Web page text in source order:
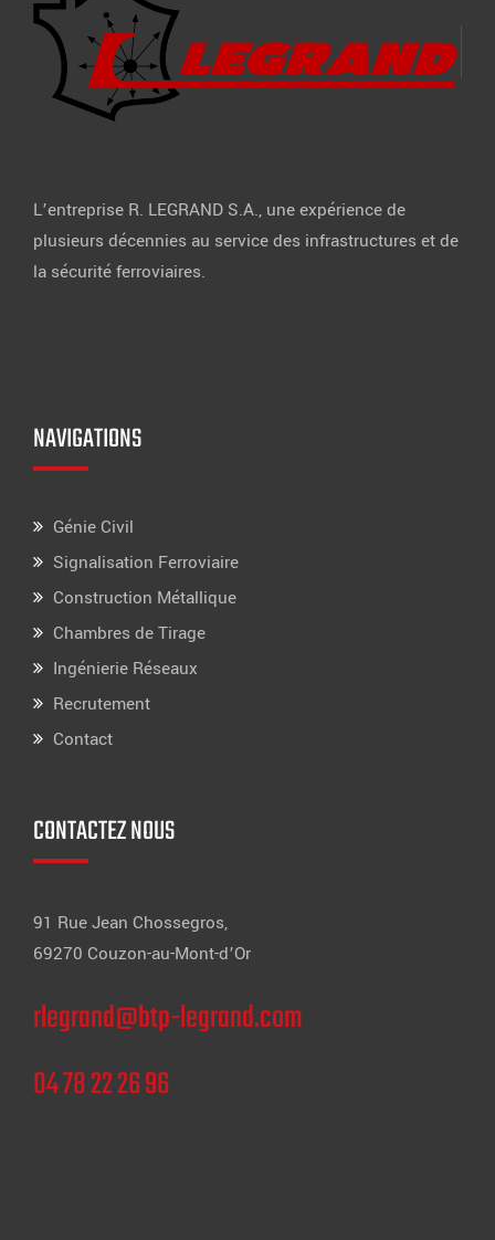
L’entreprise R. LEGRAND S.A., une expérience de
plusieurs décennies au service des infrastructures et de
la sécurité ferroviaires.
NAVIGATIONS
Génie Civil
Signalisation Ferroviaire
Construction Métallique
Chambres de Tirage
Ingénierie Réseaux
Recrutement
Contact
CONTACTEZ NOUS
91 Rue Jean Chossegros,
69270 Couzon-au-Mont-d’Or
rlegrand@btp-legrand.com
04 78 22 26 96